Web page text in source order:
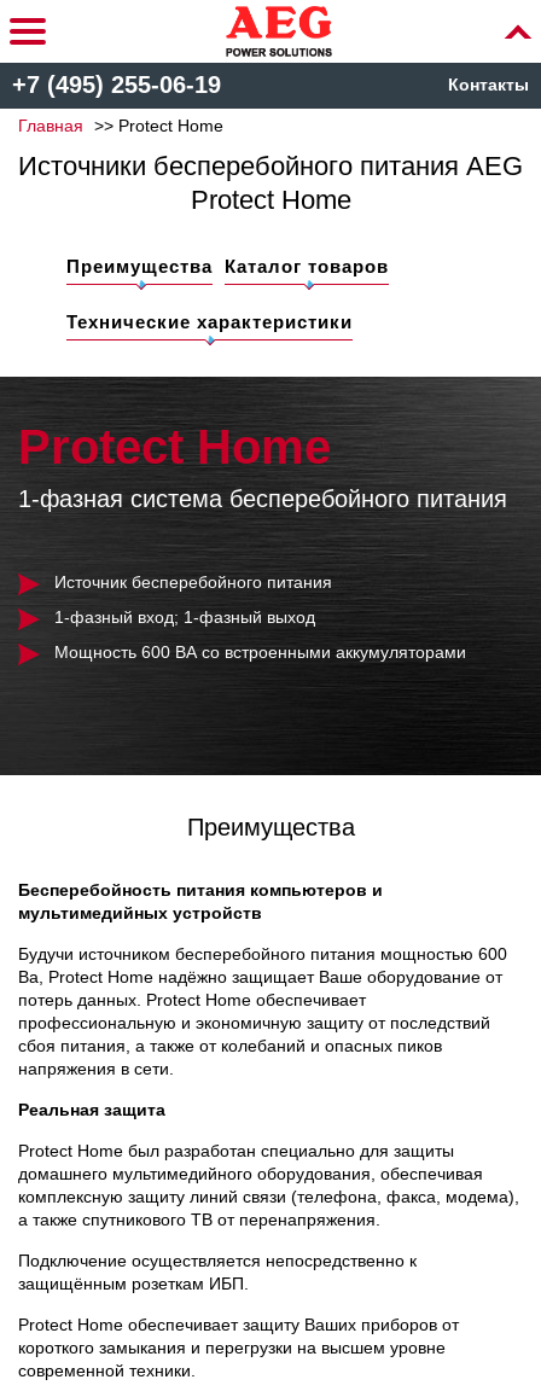
+7 (495) 255-06-19 Контакты
Главная Protect Home
Источники бесперебойного питания AEG
Protect Home
Преимущества Каталог товаров
Технические характеристики
Protect Home
1-фазная система бесперебойного питания
Источник бесперебойного питания
1-фазный вход; 1-фазный выход
Мощность 600 ВА со встроенными аккумуляторами
Преимущества
Бесперебойность питания компьютеров и
мультимедийных устройств
Будучи источником бесперебойного питания мощностью 600
Ва, Protect Home надёжно защищает Ваше оборудование от
потерь данных. Protect Home обеспечивает
профессиональную и экономичную защиту от последствий
сбоя питания, а также от колебаний и опасных пиков
напряжения в сети.
Реальная защита
Protect Home был разработан специально для защиты
домашнего мультимедийного оборудования, обеспечивая
комплексную защиту линий связи (телефона, факса, модема),
а также спутникового ТВ от перенапряжения.
Подключение осуществляется непосредственно к
защищённым розеткам ИБП.
Protect Home обеспечивает защиту Ваших приборов от
короткого замыкания и перегрузки на высшем уровне
современной техники.